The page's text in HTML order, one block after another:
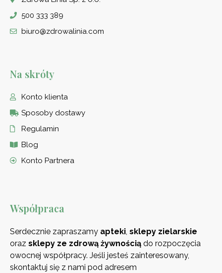
500 333 389
biuro@zdrowalinia.com
Na skróty
Konto klienta
Sposoby dostawy
Regulamin
Blog
Konto Partnera
Współpraca
Serdecznie zapraszamy apteki sklepy zielarskie
oraz sklepy ze zdrową żywnością do rozpoczęcia
owocnej współpracy. Jeśli jesteś zainteresowany,
skontaktuj się z nami pod adresem